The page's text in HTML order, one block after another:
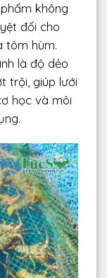
không
đối cho
tôm hùm.
là độ dẻo
trội, giúp lưới
học và môi